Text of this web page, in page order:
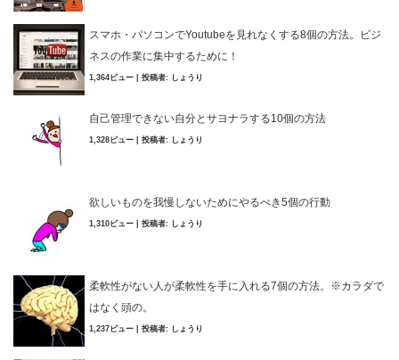
スマホ・パソコンでYoutubeを見れなくする8個の方法。ビジ
ネスの作業に集中するために！
1,364ビュー 投稿者: しょうり
自己管理できない自分とサヨナラする10個の方法
1,328ビュー 投稿者: しょうり
欲しいものを我慢しないためにやるべき5個の行動
1,310ビュー 投稿者: しょうり
柔軟性がない人が柔軟性を手に入れる7個の方法。※カラダで
はなく頭の。
1,237ビュー 投稿者: しょうり